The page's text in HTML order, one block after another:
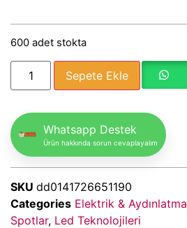
600 adet stokta
Sepete Ekle
Whatsapp Destek
Ürün hakkında sorun cevaplayalım
SKU dd0141726651190
Categories Elektrik & Aydınlatma
Spotlar, Led Teknolojileri